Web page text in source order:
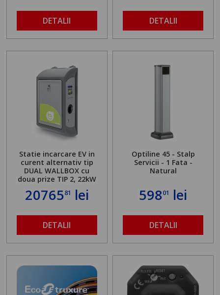
DETALII DETALII
Statie incarcare EV in
curent alternativ tip
DUAL WALLBOX cu
doua prize TIP 2, 22kW
2076581 lei
DETALII
Optiline 45 - Stalp
Servicii - 1 Fata -
Natural
59801 lei
DETALII